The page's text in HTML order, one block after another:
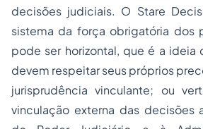
decisões judiciais. O Stare
sistema da força obrigatória dos
pode ser horizontal, que é a ideia
devem respeitar seus próprios
jurisprudência vinculante; ou
vinculação externa das decisões